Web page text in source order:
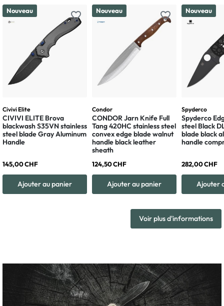
favorite_border
Nouveau
Civivi Elite
CIVIVI ELITE Brova
blackwash S35VN stainless
steel blade Gray Aluminum
Handle
145,00 CHF
Ajouter au panier
favorite_border
Nouveau
Condor
CONDOR Jarn Knife Full
Tang 420HC stainless steel
convex edge blade walnut
handle black leather
sheath
124,50 CHF
Ajouter au panier
Nouveau
Spyderco
Spyderco
steel Black
blade black
handle
282,00 CHF
Ajouter
Voir plus d'informations